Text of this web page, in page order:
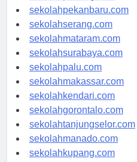
sekolahpadang.com
sekolahpekanbaru.com
sekolahserang.com
sekolahmataram.com
sekolahsurabaya.com
sekolahpalu.com
sekolahmakassar.com
sekolahkendari.com
sekolahgorontalo.com
sekolahtanjungselor.com
sekolahmanado.com